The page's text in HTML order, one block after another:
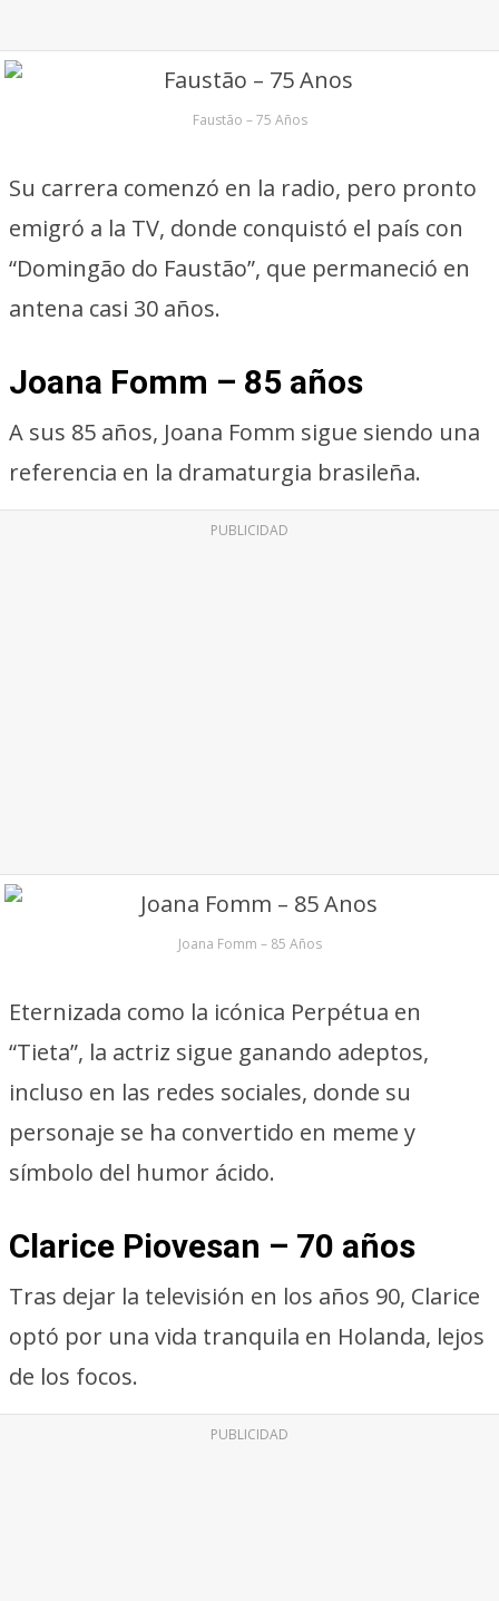
Faustão – 75 Años
Su carrera comenzó en la radio, pero pronto
emigró a la TV, donde conquistó el país con
“Domingão do Faustão”, que permaneció en
antena casi 30 años.
Joana Fomm – 85 años
A sus 85 años, Joana Fomm sigue siendo una
referencia en la dramaturgia brasileña.
PUBLICIDAD
Joana Fomm – 85 Años
Eternizada como la icónica Perpétua en
“Tieta”, la actriz sigue ganando adeptos,
incluso en las redes sociales, donde su
personaje se ha convertido en meme y
símbolo del humor ácido.
Clarice Piovesan – 70 años
Tras dejar la televisión en los años 90, Clarice
optó por una vida tranquila en Holanda, lejos
de los focos.
PUBLICIDAD